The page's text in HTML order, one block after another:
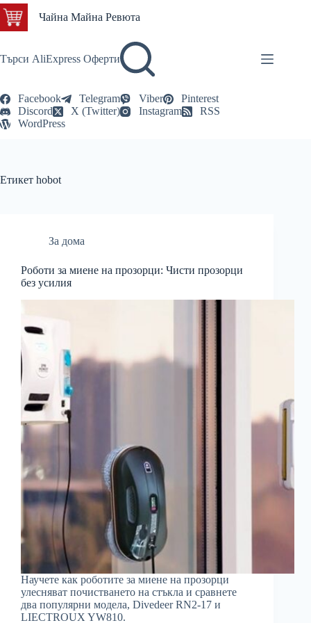
Skip
to
content
Чайна Майна Ревюта
Търси AliExpress Оферти
Facebook Telegram Viber
Pinterest
Discord
X (Twitter) Instagram
RSS
WordPress
Етикет hobot
За дома
Роботи за миене на прозорци: Чисти прозорци
без усилия
Научете как роботите за миене на прозорци
улесняват почистването на стъкла и сравнете
два популярни модела, Divedeer RN2-17 и
LIECTROUX YW810.